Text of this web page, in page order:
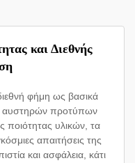
και Διεθνής
φήμη ως βασικά
αυστηρών προτύπων
υλικών, τα
απαιτήσεις της
και ασφάλεια, κάτι